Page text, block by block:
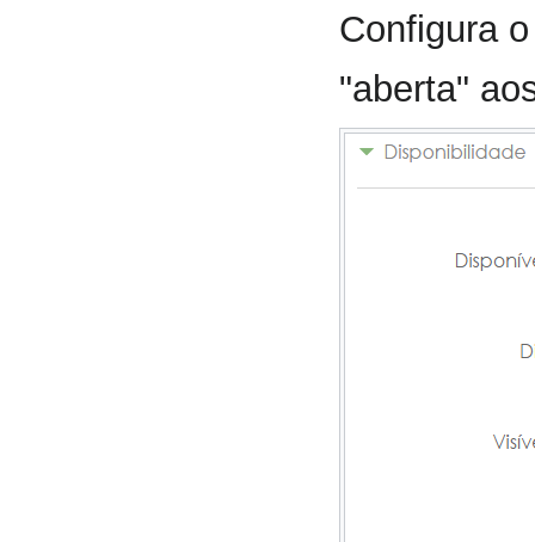
Configura
"aberta"